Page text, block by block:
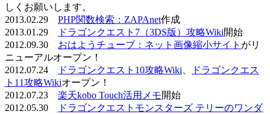
しくお願いします。
2013.02.29 PHP関数検索：ZAPAnet作成
2013.01.29
ドラゴンクエスト7（3DS版）攻略Wiki開始
2012.09.30 おはようチューブ：ネット画像縮小サイト がリ
ニューアルオープン！
2012.07.24
ドラゴンクエスト10攻略Wiki
ドラゴンクエス
ト11攻略Wikiオープン！
2012.07.23 楽天kobo Touch活用メモ開始
2012.05.30
ドラゴンクエストモンスターズ テリーのワンダ